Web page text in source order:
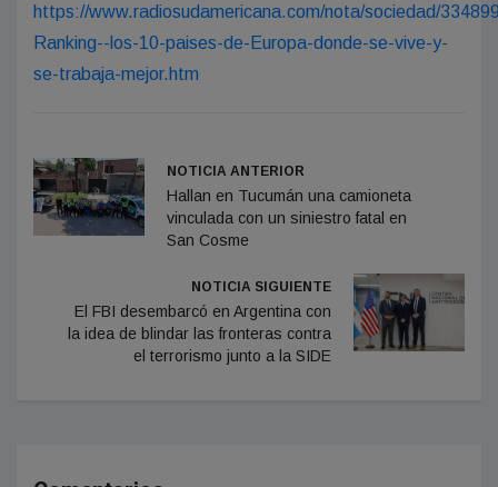
https://www.radiosudamericana.com/nota/sociedad/
Ranking--los-10-paises-de-Europa-donde-se-vive-y-
se-trabaja-mejor.htm
NOTICIA ANTERIOR
Hallan en Tucumán una camioneta
vinculada con un siniestro fatal en
San Cosme
NOTICIA SIGUIENTE
El FBI desembarcó en Argentina con
la idea de blindar las fronteras contra
el terrorismo junto a la SIDE